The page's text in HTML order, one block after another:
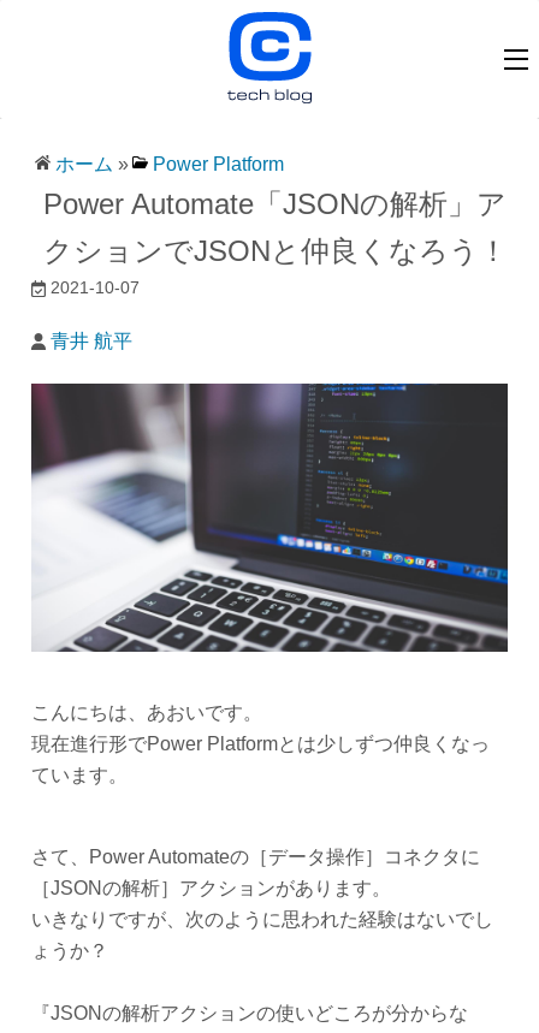
ホーム » Power Platform
Power Automate「JSONの解析」ア
クションでJSONと仲良くなろう！
2021-10-07
青井 航平
こんにちは、あおいです。
現在進行形でPower Platformとは少しずつ仲良くなっ
ています。
さて、Power Automateの［データ操作］コネクタに
［JSONの解析］アクションがあります。
いきなりですが、次のように思われた経験はないでし
ょうか？
『JSONの解析アクションの使いどころが分からな